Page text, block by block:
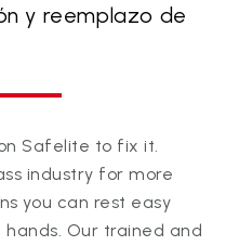
y reemplazo de
Safelite to fix it.
industry for more
you can rest easy
Our trained and